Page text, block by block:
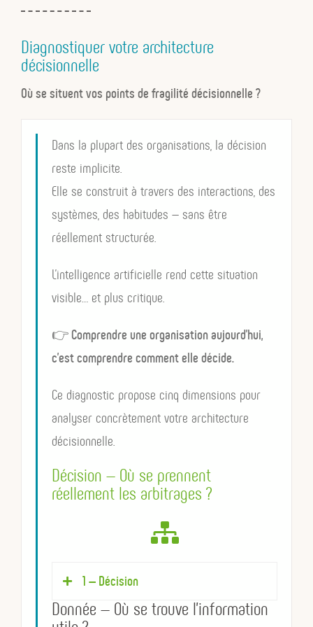
Diagnostiquer votre architecture
décisionnelle
Où se situent vos points de fragilité décisionnelle ?
Dans la plupart des organisations, la décision
reste implicite.
Elle se construit à travers des interactions, des
systèmes, des habitudes — sans être
réellement structurée.
L’intelligence artificielle rend cette situation
visible… et plus critique.
👉 Comprendre une organisation aujourd’hui,
c’est comprendre comment elle décide.
Ce diagnostic propose cinq dimensions pour
analyser concrètement votre architecture
décisionnelle.
Décision — Où se prennent
réellement les arbitrages ?
1 — Décision
Donnée — Où se trouve l’information